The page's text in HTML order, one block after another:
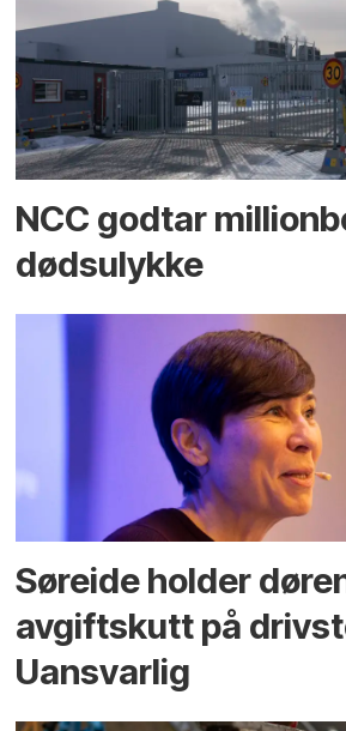
NCC godtar
dødsulykke
Søreide holder
avgiftskutt på
Uansvarlig